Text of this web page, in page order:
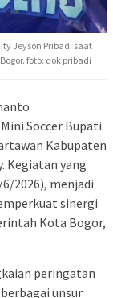
Jeyson Pribadi saat
foto: dok pribadi
Soccer Bupati
Kabupaten
Kegiatan yang
2026), menjadi
sinergi
Kota Bogor,
peringatan
unsur